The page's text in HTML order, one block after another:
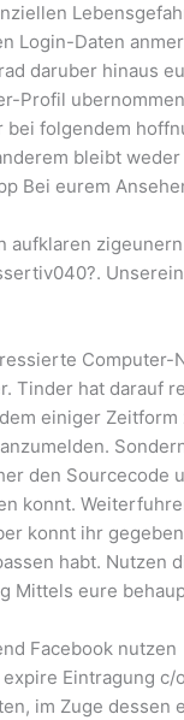
Login-Daten
daruber hinaus
Profil
bei folgendem
bleibt
Bei eurem
aufklaren
Computer-
Tinder hat darauf
einiger
den Sourcecode
konnt.
konnt ihr
habt. Nutzen
Mittels eure
Facebook nutzen
Eintragung
im Zuge dessen